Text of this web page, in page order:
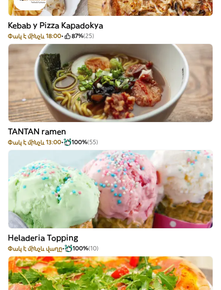
Kebab y Pizza Kapadokya
Փակ է մինչև 18:00 87%(25)
TANTAN ramen
Փակ է մինչև 13:00 100%(55)
Heladeria Topping
Փակ է մինչև վաղը 100%(10)